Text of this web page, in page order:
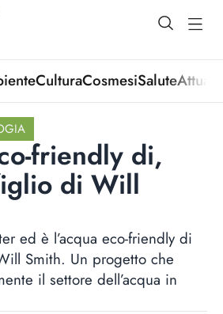
open
CulturaCosmesiSalute
friendly di,
di Will
ed è l’acqua eco-friendly di
Smith. Un progetto che
il settore dell’acqua in